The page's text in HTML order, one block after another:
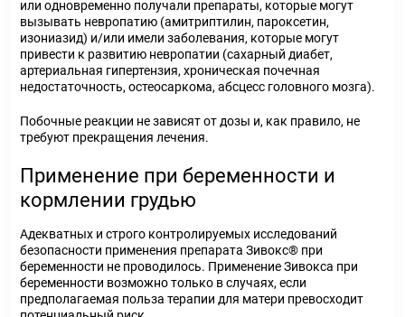
или одновременно получали препараты, которые могут
вызывать невропатию (амитриптилин, пароксетин,
изониазид) и/или имели заболевания, которые могут
привести к развитию невропатии (сахарный диабет,
артериальная гипертензия, хроническая почечная
недостаточность, остеосаркома, абсцесс головного мозга).
Побочные реакции не зависят от дозы и, как правило, не
требуют прекращения лечения.
Применение при беременности и
кормлении грудью
Адекватных и строго контролируемых исследований
безопасности применения препарата Зивокс® при
беременности не проводилось. Применение Зивокса при
беременности возможно только в случаях, если
предполагаемая польза терапии для матери превосходит